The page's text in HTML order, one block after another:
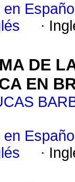
en
·
DE
EN
en
·